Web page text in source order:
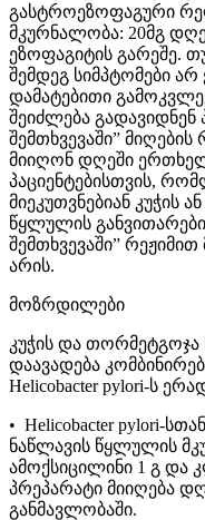
გასტროეზოფაგური
მკურნალობა: 20მგ
ეზოფაგიტის გარეშე.
შემდეგ სიმპტომები არ
დამატებითი
შეიძლება გადავიდნენ
შემთხვევაში” მიღების
მიიღონ დღეში ერთხელ
პაციენტებისთვის,
მიეკუთვნებიან კუჭის
წყლულის
შემთხვევაში”
არის.
მოზრდილები
კუჭის და
დაავადება
Helicobacter pylori-ს
• Helicobacter pylori-
ნაწლავის წყლულის
ამოქსიცილინი 1 გ და
პრეპარატი მიიღება
განმავლობაში.